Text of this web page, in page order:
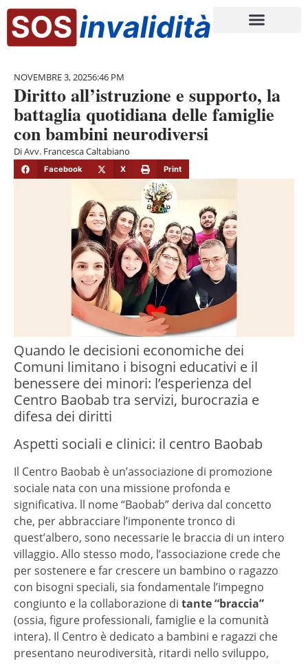
NOVEMBRE 3, 20256:46 PM
Diritto all’istruzione e supporto, la
battaglia quotidiana delle famiglie
con bambini neurodiversi
DiAvv. Francesca Caltabiano
Facebook X Print
Quando le decisioni economiche dei
Comuni limitano i bisogni educativi e il
benessere dei minori: l’esperienza del
Centro Baobab tra servizi, burocrazia e
difesa dei diritti
Aspetti sociali e clinici: il centro Baobab
Il Centro Baobab è un’associazione di promozione
sociale nata con una missione profonda e
significativa. ll nome “Baobab” deriva dal concetto
che, per abbracciare l’imponente tronco di
quest’albero, sono necessarie le braccia di un intero
villaggio. Allo stesso modo, l’associazione crede che
per sostenere e far crescere un bambino o ragazzo
con bisogni speciali, sia fondamentale l’impegno
congiunto e la collaborazione di tante “braccia”
(ossia, figure professionali, famiglie e la comunità
intera). Il Centro è dedicato a bambini e ragazzi che
presentano neurodiversità, ritardi nello sviluppo,